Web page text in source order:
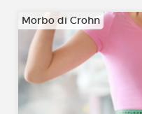
Morbo di Crohn